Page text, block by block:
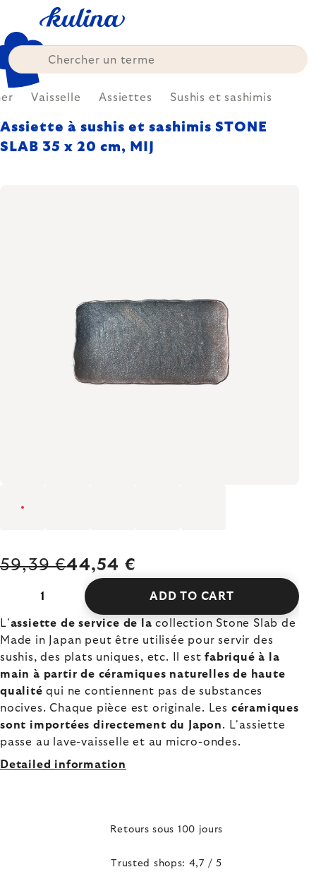
content
Vaisselle Assiettes Sushis et sashimis
Assiette à sushis et sashimis STONE
SLAB 35 x 20 cm, MIJ
59,39 €44,54 €
ADD TO CART
L'assiette de service de lacollection Stone Slab de
Made in Japan peut être utilisée pour servir des
sushis, des plats uniques, etc. Il est fabriqué à la
main à partir de céramiques naturelles de haute
qualité qui ne contiennent pas de substances
nocives. Chaque pièce est originale. Les céramiques
sont importées directement du Japon. L'assiette
passe au lave-vaisselle et au micro-ondes.
Detailed information
Retours sous 100 jours
Trusted shops: 4,7 / 5